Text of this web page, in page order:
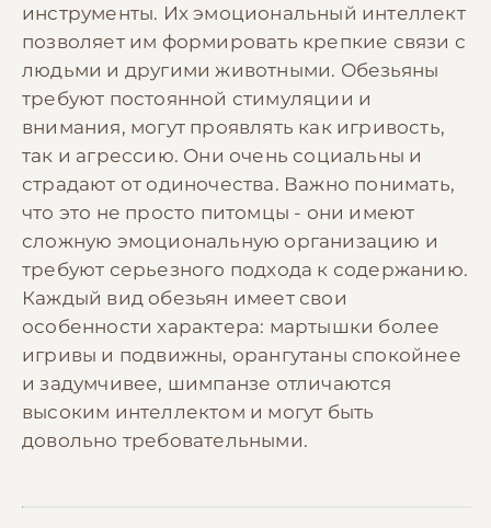
инструменты. Их эмоциональный интеллект
позволяет им формировать крепкие связи с
людьми и другими животными. Обезьяны
требуют постоянной стимуляции и
внимания, могут проявлять как игривость,
так и агрессию. Они очень социальны и
страдают от одиночества. Важно понимать,
что это не просто питомцы - они имеют
сложную эмоциональную организацию и
требуют серьезного подхода к содержанию.
Каждый вид обезьян имеет свои
особенности характера: мартышки более
игривы и подвижны, орангутаны спокойнее
и задумчивее, шимпанзе отличаются
высоким интеллектом и могут быть
довольно требовательными.